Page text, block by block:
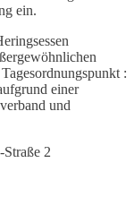
ein.
:
einer
und
2